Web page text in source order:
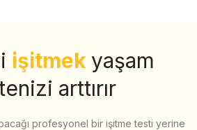
işitmek yaşam
arttırır
profesyonel bir işitme testi yerine